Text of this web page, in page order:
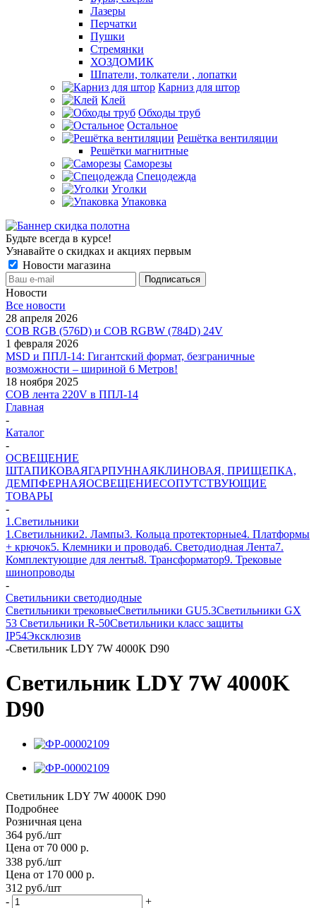
Лазеры
Перчатки
Пушки
Стремянки
ХОЗДОМИК
Шпатели, толкатели , лопатки
Карниз для штор
Клей
Обходы труб
Остальное
Решётка вентиляции
Решётки магнитные
Саморезы
Спецодежда
Уголки
Упаковка
Будьте всегда в курсе!
Узнавайте о скидках и акциях первым
Новости магазина
Новости
Все новости
28 апреля 2026
COB RGB (576D) и COB RGBW (784D) 24V
1 февраля 2026
MSD и ППЛ-14: Гигантский формат, безграничные
возможности – шириной 6 Метров!
18 ноября 2025
COB лента 220V в ППЛ-14
Главная
-
Каталог
-
ОСВЕЩЕНИЕ
ШТАПИКОВАЯГАРПУННАЯКЛИНОВАЯ, ПРИЩЕПКА,
ДЕМПФЕРНАЯОСВЕЩЕНИЕСОПУТСТВУЮЩИЕ
ТОВАРЫ
-
1.Светильники
1.Светильники2. Лампы3. Кольца протекторные4. Платформы
+ крючок5. Клемники и провода6. Светодиодная Лента7.
Комплектующие для ленты8. Трансформатор9. Трековые
шинопроводы
-
Светильники светодиодные
Светильники трековыеСветильники GU5.3Светильники GX
53 Светильники R-50Светильники класс защиты
IP54Эксклюзив
-Светильник LDY 7W 4000K D90
Светильник LDY 7W 4000K
D90
Светильник LDY 7W 4000K D90
Подробнее
Розничная цена
364 руб./шт
Цена от 70 000 р.
338 руб./шт
Цена от 170 000 р.
312 руб./шт
-
+